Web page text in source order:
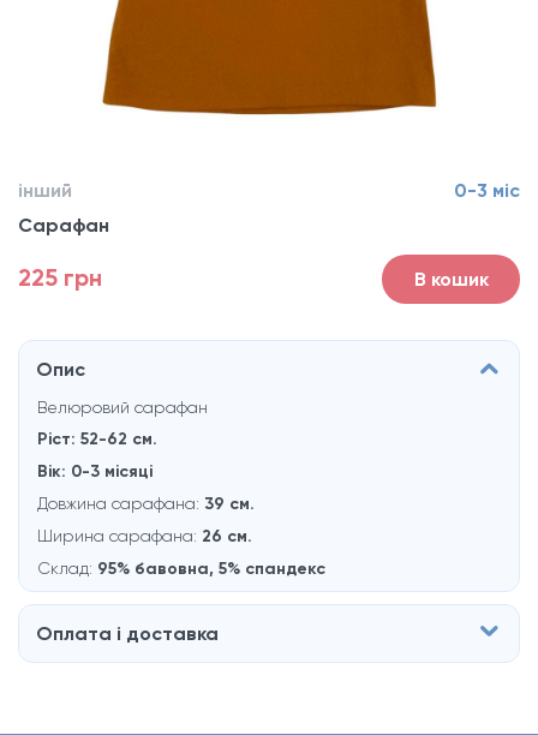
інший
0-3 міс
Сарафан
225 грн В кошик
Опис
Велюровий сарафан
Ріст: 52-62 см.
Вік: 0-3 місяці
Довжина сарафана: 39 см.
Ширина сарафана: 26 см.
Склад: 95% бавовна, 5% спандекс
Оплата і доставка